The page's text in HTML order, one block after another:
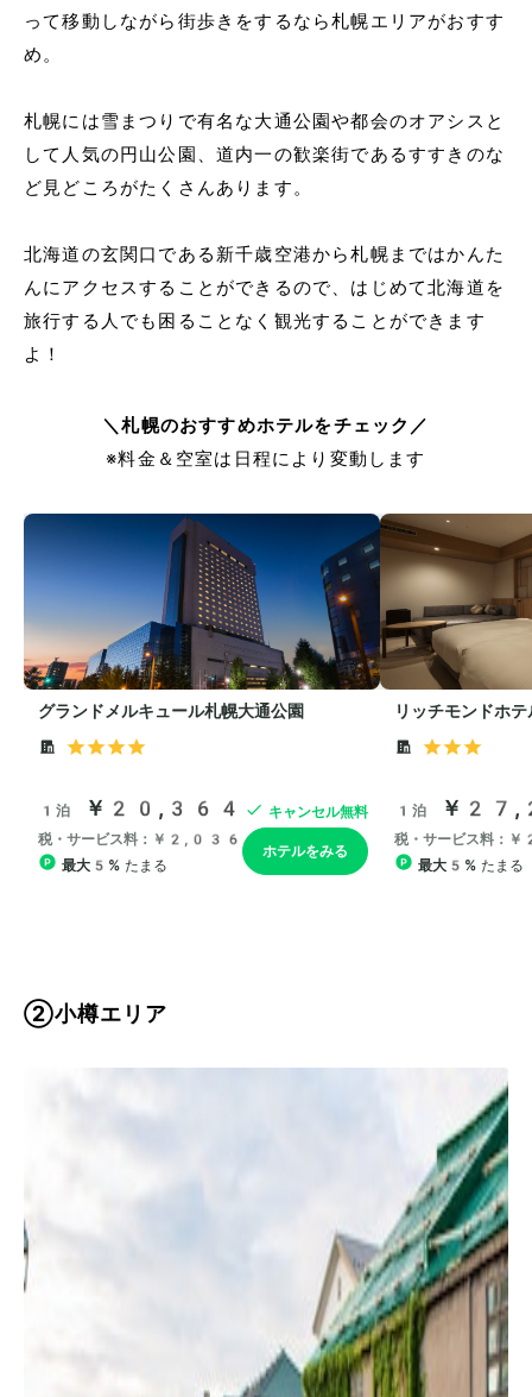
って移動しながら街歩きをするなら札幌エリアがおすす
め。
札幌には雪まつりで有名な大通公園や都会のオアシスと
して人気の円山公園、道内一の歓楽街であるすすきのな
ど見どころがたくさんあります。
北海道の玄関口である新千歳空港から札幌まではかんた
んにアクセスすることができるので、はじめて北海道を
旅行する人でも困ることなく観光することができます
よ！
＼札幌のおすすめホテルをチェック／
※料金＆空室は日程により変動します
②小樽エリア